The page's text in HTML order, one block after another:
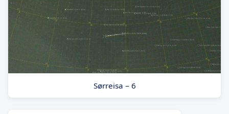
Sørreisa – 6